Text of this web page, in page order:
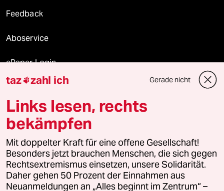
Feedback
Aboservice
ePaper Login
Downloads für Abonnierende
© 2026 taz Verlags und Vertriebs GmbH
Alle Rechte vorbehalten. Bei rechtlichen Fragen oder für Genehmigungen
wenden Sie sich bitte an
lizenzen@taz.de
Feedback Redaktionsstatut Kommune-Richtlinien
taz zahl ich Gerade nicht
Links lesen, rechts
bekämpfen
Mit doppelter Kraft für eine offene Gesellschaft!
Besonders jetzt brauchen Menschen, die sich gegen
Rechtsextremismus einsetzen, unsere Solidarität.
Daher gehen 50 Prozent der Einnahmen aus
Neuanmeldungen an „Alles beginnt im Zentrum“ –